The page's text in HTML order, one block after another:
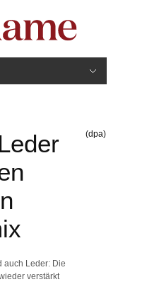
(dpa)
auch Leder: Die
verstärkt